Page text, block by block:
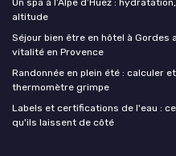
Un spa à l’Alpe d’Huez :
altitude
Séjour bien être en hôtel à
vitalité en Provence
Randonnée en plein été : calculer
thermomètre grimpe
Labels et certifications de l'eau :
qu'ils laissent de côté